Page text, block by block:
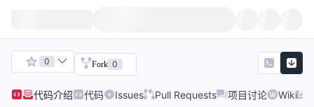
0 Fork 0
代码介绍 代码 Issues Pull Requests 项目讨论 Wiki